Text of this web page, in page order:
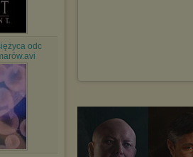
odc